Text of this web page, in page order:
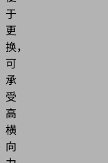
于
更
换，
可
承
受
高
横
向